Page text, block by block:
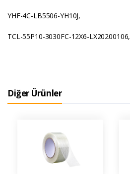
YHF-4C-LB5506-YH10J,
TCL-55P10-3030FC-12X6-LX20200106,
Diğer Ürünler